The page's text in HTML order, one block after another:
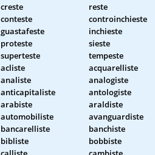
creste reste
conteste
controinchieste
guastafeste
inchieste
proteste
sieste
superteste
tempeste
acliste
acquarelliste
analiste
analogiste
anticapitaliste
antologiste
arabiste
araldiste
automobiliste
avanguardiste
bancarelliste
banchiste
bibliste
bobbiste